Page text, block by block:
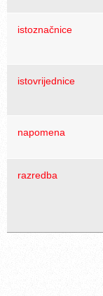
istoznačnice
istovrijednice
napomena
razredba